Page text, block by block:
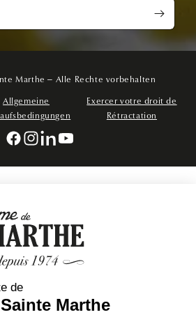
Marthe – Alle Rechte vorbehalten
Allgemeine
Exercer votre droit de
Rétractation
Facebook
Instagram
LinkedinYouTube